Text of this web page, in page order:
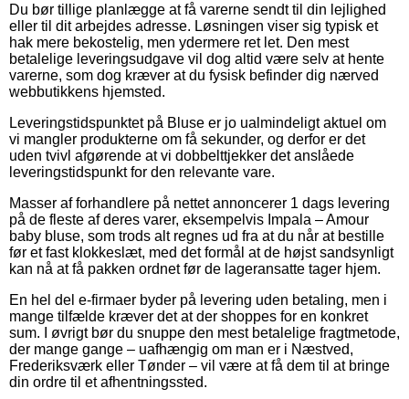
Du bør tillige planlægge at få varerne sendt til din lejlighed
eller til dit arbejdes adresse. Løsningen viser sig typisk et
hak mere bekostelig, men ydermere ret let. Den mest
betalelige leveringsudgave vil dog altid være selv at hente
varerne, som dog kræver at du fysisk befinder dig nærved
webbutikkens hjemsted.
Leveringstidspunktet på Bluse er jo ualmindeligt aktuel om
vi mangler produkterne om få sekunder, og derfor er det
uden tvivl afgørende at vi dobbelttjekker det anslåede
leveringstidspunkt for den relevante vare.
Masser af forhandlere på nettet annoncerer 1 dags levering
på de fleste af deres varer, eksempelvis Impala – Amour
baby bluse, som trods alt regnes ud fra at du når at bestille
før et fast klokkeslæt, med det formål at de højst sandsynligt
kan nå at få pakken ordnet før de lageransatte tager hjem.
En hel del e-firmaer byder på levering uden betaling, men i
mange tilfælde kræver det at der shoppes for en konkret
sum. I øvrigt bør du snuppe den mest betalelige fragtmetode,
der mange gange – uafhængig om man er i Næstved,
Frederiksværk eller Tønder – vil være at få dem til at bringe
din ordre til et afhentningssted.